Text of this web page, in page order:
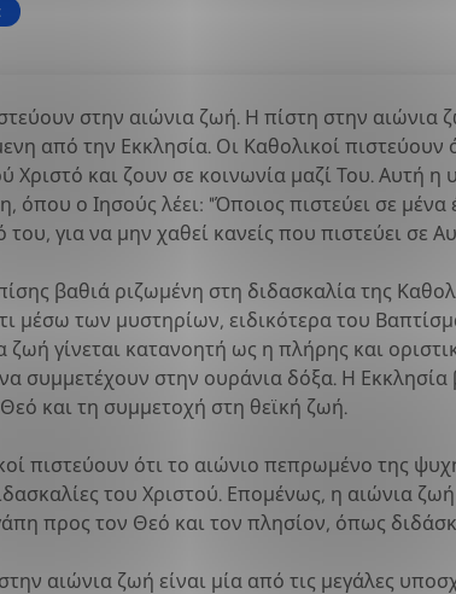
στην αιώνια ζωή. Η πίστη στην αιώνια
από την Εκκλησία. Οι Καθολικοί
Χριστό και ζουν σε κοινωνία μαζί Του. Αυτή
όπου ο Ιησούς λέει: "Όποιος πιστεύει σε
για να μην χαθεί κανείς που πιστεύει σε
βαθιά ριζωμένη στη διδασκαλία της
μέσω των μυστηρίων, ειδικότερα του
γίνεται κατανοητή ως η πλήρης και
συμμετέχουν στην ουράνια δόξα. Η
και τη συμμετοχή στη θεϊκή ζωή.
πιστεύουν ότι το αιώνιο πεπρωμένο της
του Χριστού. Επομένως, η αιώνια
προς τον Θεό και τον πλησίον, όπως
αιώνια ζωή είναι μία από τις μεγάλες